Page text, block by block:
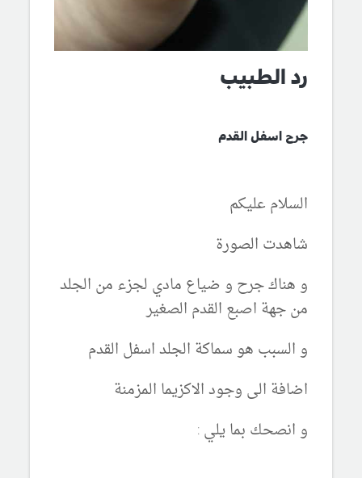
رد الطبيب
جرح اسفل القدم
السلام عليكم
شاهدت الصورة
و هناك جرح و ضياع مادي لجزء من الجلد
من جهة اصبع القدم الصغير
و السبب هو سماكة الجلد اسفل القدم
اضافة الى وجود الاكزيما المزمنة
و انصحك بما يلي :